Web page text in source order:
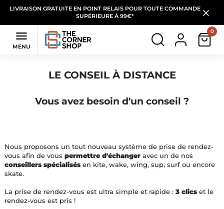
LIVRAISON GRATUITE EN POINT RELAIS POUR TOUTE COMMANDE
SUPÉRIEURE À 99€*

MENU
0
LE CONSEIL À DISTANCE
Vous avez besoin d'un conseil ?
Nous proposons un tout nouveau système de prise de rendez-
vous afin de vous permettre d'échangeravec un de nos
conseillers spécialisésen kite, wake, wing, sup, surf ou encore
skate.
La prise de rendez-vous est ultra simple et rapide : 3 clicset le
rendez-vous est pris !